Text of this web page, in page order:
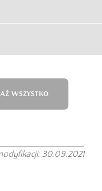
WSZYSTKO
30.09.2021